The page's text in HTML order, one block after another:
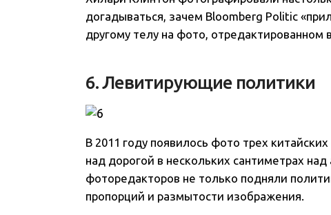
догадываться, зачем Bloomberg Politic
другому телу на фото, отредактированном
6. Левитирующие политики
В 2011 году появилось фото трех
над дорогой в нескольких сантиметрах
фоторедакторов не только подняли
пропорций и размытости изображения.